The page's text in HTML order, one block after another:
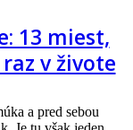
13 miest,
v živote
a pred sebou